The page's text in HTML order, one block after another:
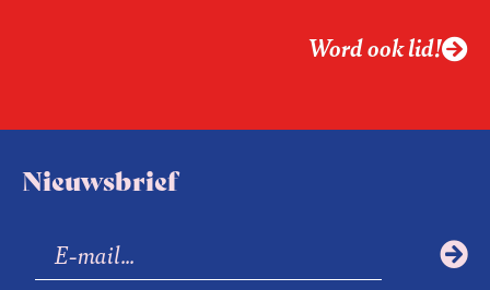
Word ook lid!
Nieuwsbrief